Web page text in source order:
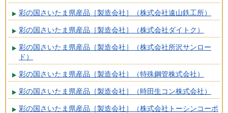
彩の国さいたま県産品［製造会社］（株式会社遠山鉄工所）
彩の国さいたま県産品［製造会社］（株式会社ダイトク）
彩の国さいたま県産品［製造会社］（株式会社所沢サンロー
ド）
彩の国さいたま県産品［製造会社］（特殊鋼管株式会社）
彩の国さいたま県産品［製造会社］（時田生コン株式会社）
彩の国さいたま県産品［製造会社］（株式会社トーシンコーポ